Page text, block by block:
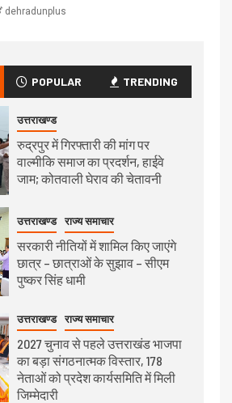
dehradunplus
POPULAR TRENDING
उत्तराखण्ड
रुद्रपुर में गिरफ्तारी की मांग पर
वाल्मीकि समाज का प्रदर्शन, हाईवे
जाम; कोतवाली घेराव की चेतावनी
उत्तराखण्ड राज्य समाचार
सरकारी नीतियों में शामिल किए जाएंगे
छात्र – छात्राओं के सुझाव – सीएम
पुष्कर सिंह धामी
उत्तराखण्ड राज्य समाचार
2027 चुनाव से पहले उत्तराखंड भाजपा
का बड़ा संगठनात्मक विस्तार, 178
नेताओं को प्रदेश कार्यसमिति में मिली
जिम्मेदारी